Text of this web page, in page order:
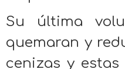
Su última
quemaran y
cenizas y